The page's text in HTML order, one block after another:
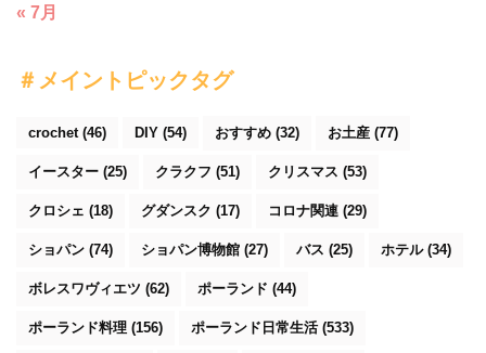
« 7月
＃メイントピックタグ
crochet (46) DIY (54) おすすめ (32) お土産 (77)
イースター (25) クラクフ (51) クリスマス (53)
クロシェ (18) グダンスク (17) コロナ関連 (29)
ショパン (74) ショパン博物館 (27) バス (25) ホテル(34)
ボレスワヴィエツ (62) ポーランド (44)
ポーランド料理 (156) ポーランド日常生活(533)